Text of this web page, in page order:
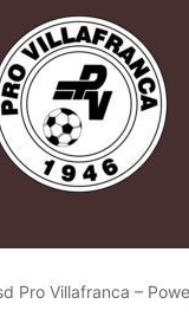
Pro Villafranca –